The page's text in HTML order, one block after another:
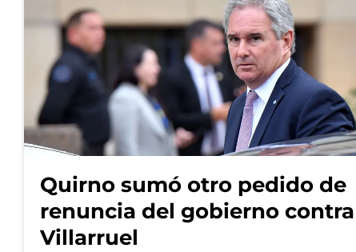
Quirno sumó otro pedido de
renuncia del gobierno contra
Villarruel